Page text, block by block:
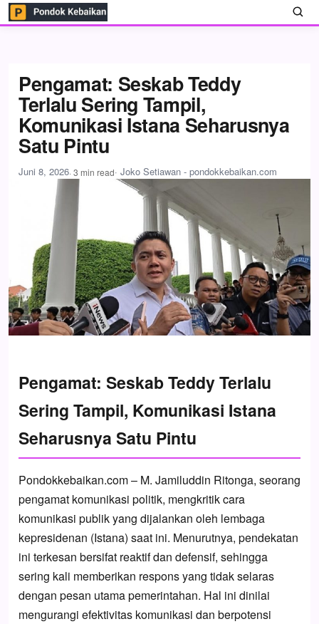
Pengamat: Seskab Teddy
Terlalu Sering Tampil,
Komunikasi Istana Seharusnya
Satu Pintu
Juni 8, 2026· 3 min read· Joko Setiawan - pondokkebaikan.com
Pengamat: Seskab Teddy Terlalu
Sering Tampil, Komunikasi Istana
Seharusnya Satu Pintu
Pondokkebaikan.com – M. Jamiluddin Ritonga, seorang
pengamat komunikasi politik, mengkritik cara
komunikasi publik yang dijalankan oleh lembaga
kepresidenan (Istana) saat ini. Menurutnya, pendekatan
ini terkesan bersifat reaktif dan defensif, sehingga
sering kali memberikan respons yang tidak selaras
dengan pesan utama pemerintahan. Hal ini dinilai
mengurangi efektivitas komunikasi dan berpotensi